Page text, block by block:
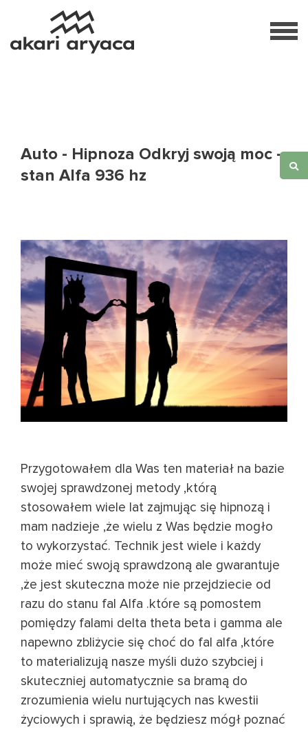
Auto - Hipnoza Odkryj swoją moc -
stan Alfa 936 hz
Przygotowałem dla Was ten materiał na bazie
swojej sprawdzonej metody ,którą
stosowałem wiele lat zajmując się hipnozą i
mam nadzieje ,że wielu z Was będzie mogło
to wykorzystać. Technik jest wiele i każdy
może mieć swoją sprawdzoną ale gwarantuje
,że jest skuteczna może nie przejdziecie od
razu do stanu fal Alfa .które są pomostem
pomiędzy falami delta theta beta i gamma ale
napewno zbliżycie się choć do fal alfa ,które
to materializują nasze myśli dużo szybciej i
skuteczniej automatycznie sa bramą do
zrozumienia wielu nurtujących nas kwestii
życiowych i sprawią, że będziesz mógł poznać